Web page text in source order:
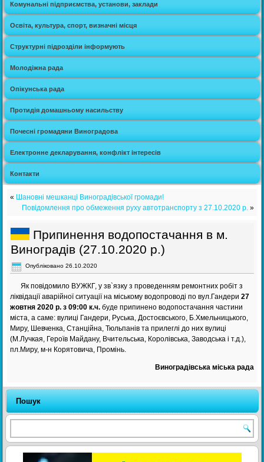
Комунальні підприємства, установи, заклади
Освіта, культура, спорт, визначні місця
Структурні підрозділи інформують
Молодіжна рада
Опікунська рада
Протидія домашньому насильству
Почесні громадяни Виноградова
Електронне декларування, конфлікт інтересів
Контакти
« Шановні мешканці Виноградівської громади!
Повідомлення про обмеження руху автотранспорту з 27.10.2020 р.»
Припинення водопостачання в м.
Виноградів (27.10.2020 р.)
Опубліковано 26.10.2020
Як повідомило ВУЖКГ, у зв`язку з проведенням ремонтних робіт з
ліквідації аварійної ситуації на міському водопроводі по вул.Гандери27
жовтня 2020 р. з 09:00 к.ч. буде припинено водопостачання частини
міста, а саме: вулиці Гандери, Руська, Достоєвського, Б.Хмельницького,
Миру, Шевченка, Станційна, Тюльпанів та прилеглі до них вулиці
(М.Лучкая, Героїв Майдану, Вчительська, Королівська, Заводська і т.д.),
пл.Миру, м-н Корятовича, Промінь.
Виноградівська міська рада
Пошук